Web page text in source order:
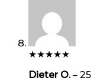
★★★★★
Dieter O.–